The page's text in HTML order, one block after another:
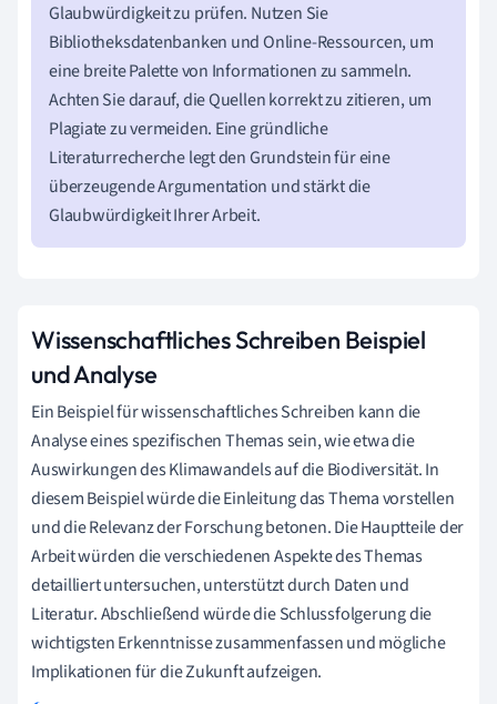
Glaubwürdigkeit zu prüfen. Nutzen Sie
Bibliotheksdatenbanken und Online-Ressourcen, um
eine breite Palette von Informationen zu sammeln.
Achten Sie darauf, die Quellen korrekt zu zitieren, um
Plagiate zu vermeiden. Eine gründliche
Literaturrecherche legt den Grundstein für eine
überzeugende Argumentation und stärkt die
Glaubwürdigkeit Ihrer Arbeit.
Wissenschaftliches Schreiben Beispiel
und Analyse
Ein Beispiel für wissenschaftliches Schreiben kann die
Analyse eines spezifischen Themas sein, wie etwa die
Auswirkungen des Klimawandels auf die Biodiversität. In
diesem Beispiel würde die Einleitung das Thema vorstellen
und die Relevanz der Forschung betonen. Die Hauptteile der
Arbeit würden die verschiedenen Aspekte des Themas
detailliert untersuchen, unterstützt durch Daten und
Literatur. Abschließend würde die Schlussfolgerung die
wichtigsten Erkenntnisse zusammenfassen und mögliche
Implikationen für die Zukunft aufzeigen.